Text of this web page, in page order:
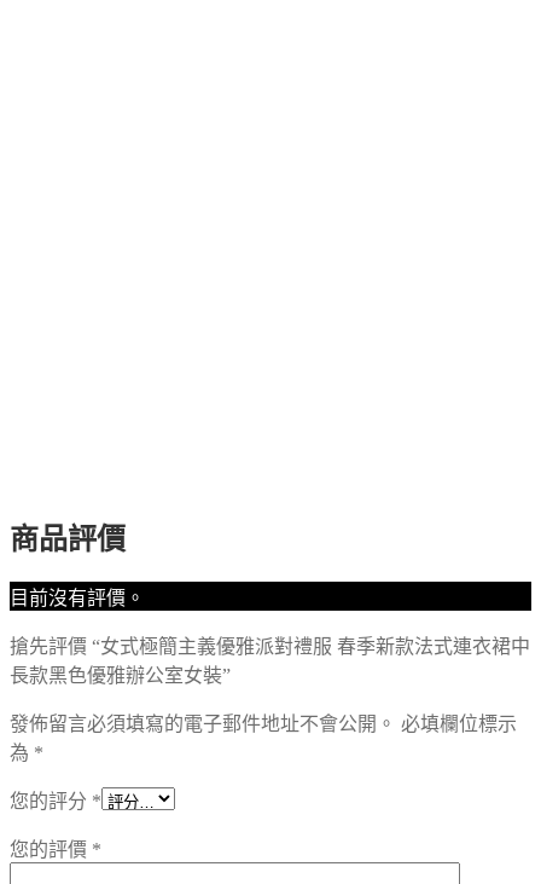
商品評價
目前沒有評價。
搶先評價 “女式極簡主義優雅派對禮服 春季新款法式連衣裙中
長款黑色優雅辦公室女裝”
發佈留言必須填寫的電子郵件地址不會公開。 必填欄位標示
為 *
您的評分 *
您的評價 *